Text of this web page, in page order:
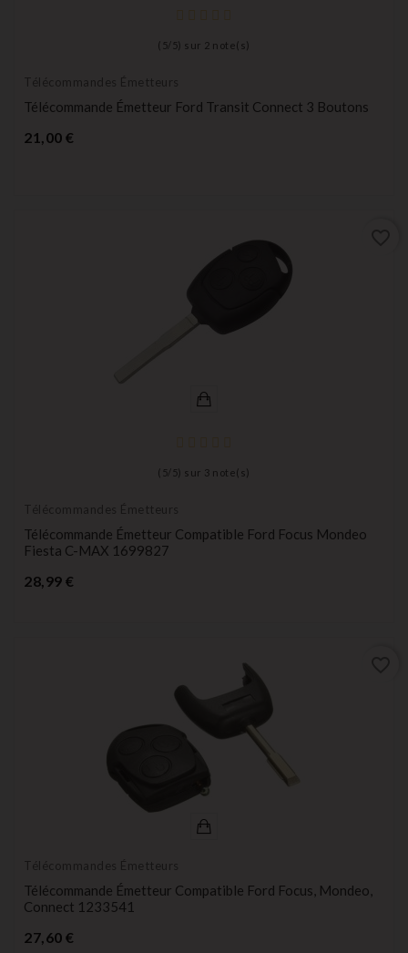
( 5/ 5) sur 2 note(s)
Télécommandes Émetteurs
Télécommande Émetteur Ford Transit Connect 3 Boutons
21,00 €
( 5/ 5) sur 3 note(s)
Télécommandes Émetteurs
Télécommande Émetteur Compatible Ford Focus Mondeo
Fiesta C-MAX 1699827
28,99 €
Télécommandes Émetteurs
Télécommande Émetteur Compatible Ford Focus, Mondeo,
Connect 1233541
27,60 €